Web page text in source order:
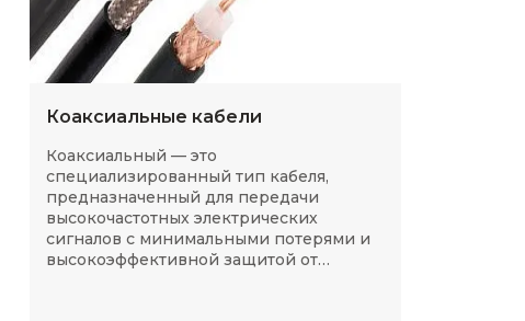
Коаксиальные кабели
Коаксиальный — это
специализированный тип кабеля,
предназначенный для передачи
высокочастотных электрических
сигналов с минимальными потерями и
высокоэффективной защитой от